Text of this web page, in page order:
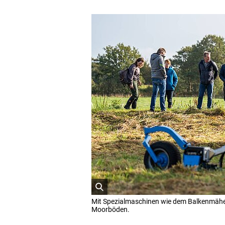
ö
f
Mit Spezialmaschinen wie dem
Moorböden.